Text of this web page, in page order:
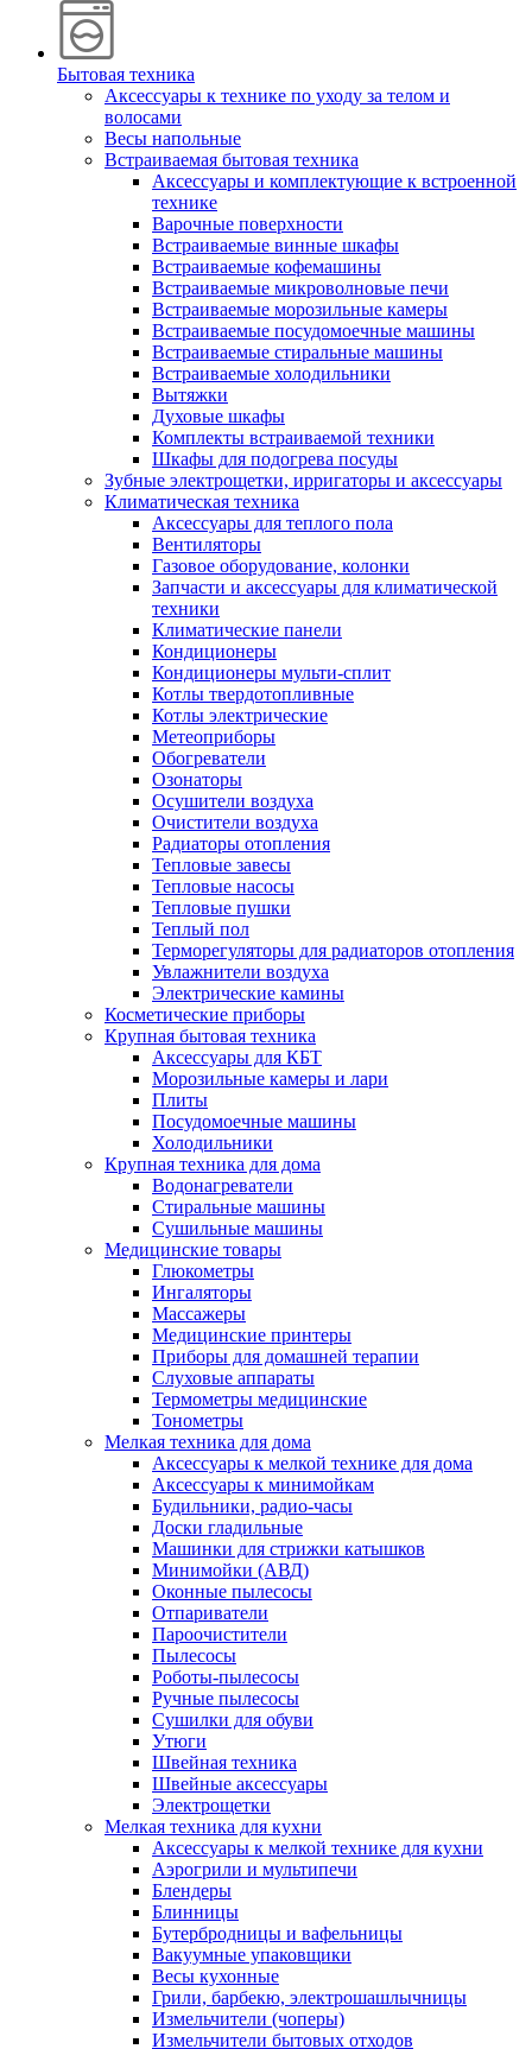
Бытовая техника
Аксессуары к технике по уходу за телом и
волосами
Весы напольные
Встраиваемая бытовая техника
Аксессуары и комплектующие к встроенной
технике
Варочные поверхности
Встраиваемые винные шкафы
Встраиваемые кофемашины
Встраиваемые микроволновые печи
Встраиваемые морозильные камеры
Встраиваемые посудомоечные машины
Встраиваемые стиральные машины
Встраиваемые холодильники
Вытяжки
Духовые шкафы
Комплекты встраиваемой техники
Шкафы для подогрева посуды
Зубные электрощетки, ирригаторы и аксессуары
Климатическая техника
Аксессуары для теплого пола
Вентиляторы
Газовое оборудование, колонки
Запчасти и аксессуары для климатической
техники
Климатические панели
Кондиционеры
Кондиционеры мульти-сплит
Котлы твердотопливные
Котлы электрические
Метеоприборы
Обогреватели
Озонаторы
Осушители воздуха
Очистители воздуха
Радиаторы отопления
Тепловые завесы
Тепловые насосы
Тепловые пушки
Теплый пол
Терморегуляторы для радиаторов отопления
Увлажнители воздуха
Электрические камины
Косметические приборы
Крупная бытовая техника
Аксессуары для КБТ
Морозильные камеры и лари
Плиты
Посудомоечные машины
Холодильники
Крупная техника для дома
Водонагреватели
Стиральные машины
Сушильные машины
Медицинские товары
Глюкометры
Ингаляторы
Массажеры
Медицинские принтеры
Приборы для домашней терапии
Слуховые аппараты
Термометры медицинские
Тонометры
Мелкая техника для дома
Аксессуары к мелкой технике для дома
Аксессуары к минимойкам
Будильники, радио-часы
Доски гладильные
Машинки для стрижки катышков
Минимойки (АВД)
Оконные пылесосы
Отпариватели
Пароочистители
Пылесосы
Роботы-пылесосы
Ручные пылесосы
Сушилки для обуви
Утюги
Швейная техника
Швейные аксессуары
Электрощетки
Мелкая техника для кухни
Аксессуары к мелкой технике для кухни
Аэрогрили и мультипечи
Блендеры
Блинницы
Бутербродницы и вафельницы
Вакуумные упаковщики
Весы кухонные
Грили, барбекю, электрошашлычницы
Измельчители (чоперы)
Измельчители бытовых отходов